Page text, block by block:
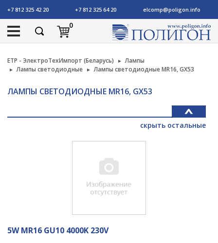
+7 812 325 42 20 +7 812 325 64 20 elcomp@poligon.info
0
ETP - ЭлектроТехИмпорт (Беларусь)
Лампы
Лампы светодиодные
Лампы светодиодные MR16, GX53
ЛАМПЫ СВЕТОДИОДНЫЕ MR16, GX53
скрыть остальные
5W MR16 GU10 4000K 230V